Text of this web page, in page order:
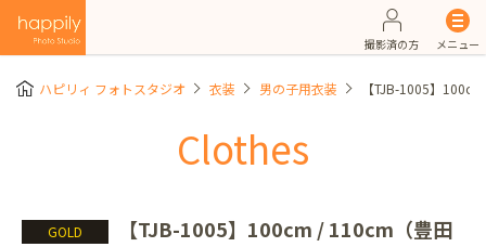
撮影済の方 メニュー
ハピリィ フォトスタジオ 衣装 男の子用衣装 【TJB-1005】
Clothes
GOLD
【TJB-1005】100cm / 110cm（豊田